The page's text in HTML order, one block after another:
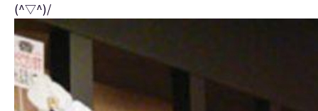
(^▽^)/